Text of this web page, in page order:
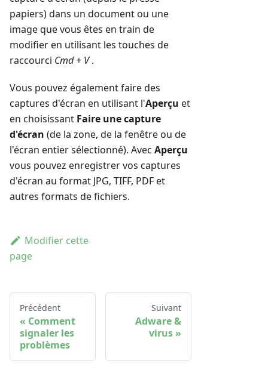
papiers) dans un document ou une
image que vous êtes en train de
modifier en utilisant les touches de
raccourci Cmd + V.
Vous pouvez également faire des
captures d'écran en utilisant l'Aperçu et
en choisissant Faire une capture
d'écran (de la zone, de la fenêtre ou de
l'écran entier sélectionné). Avec Aperçu
vous pouvez enregistrer vos captures
d'écran au format JPG, TIFF, PDF et
autres formats de fichiers.
Modifier cette
page
Précédent
Comment
signaler les
problèmes
Suivant
Adware &
virus